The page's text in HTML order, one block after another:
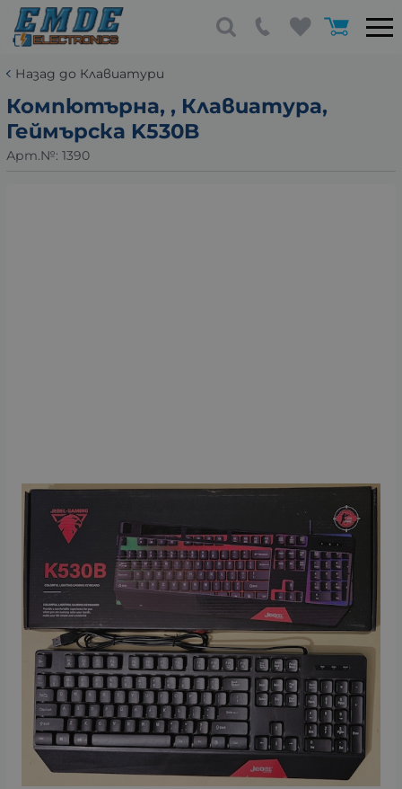
Назад до Клавиатури
Компютърна, , Клавиатура,
Геймърска K530B
Арт.№: 1390